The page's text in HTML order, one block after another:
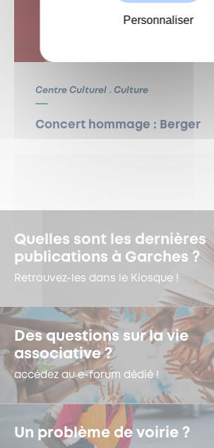
Centre Culturel Culture
Concert hommage : Berger
Quelles sont les dernières
publications à Garches ?
Retrouvez-les dans le Kiosque !
Des questions sur la vie
associative ?
accédez au e-forum dédié !
Un problème de voirie ?
Personnaliser